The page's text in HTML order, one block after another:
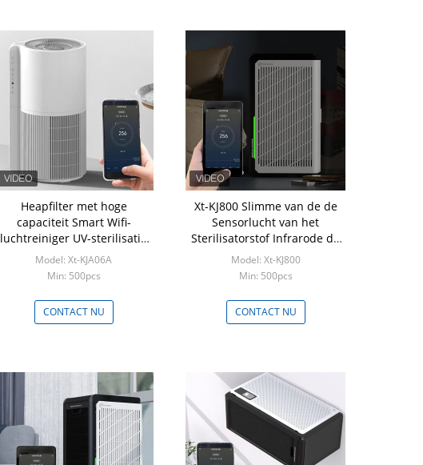
Heapfilter met hoge
capaciteit Smart Wifi-
luchtreiniger UV-sterilisatie
en desinfectie
Model: Xt-KJA06A
Min: 500pcs
CONTACT NU
Xt-KJ800 Slimme van de de
Sensorlucht van het
Sterilisatorstof Infrarode de
Zuiveringsinstallatiebevochtiging
Model: Xt-KJ800
Min: 500pcs
CONTACT NU